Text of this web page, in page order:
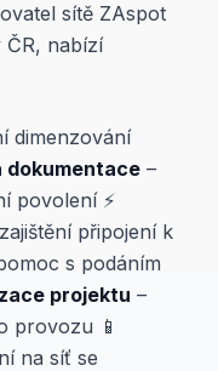
sítě ZAspot
nabízí
dimenzování
dokumentace –
povolení ⚡
připojení k
s podáním
projektu –
provozu 📱
na síť se